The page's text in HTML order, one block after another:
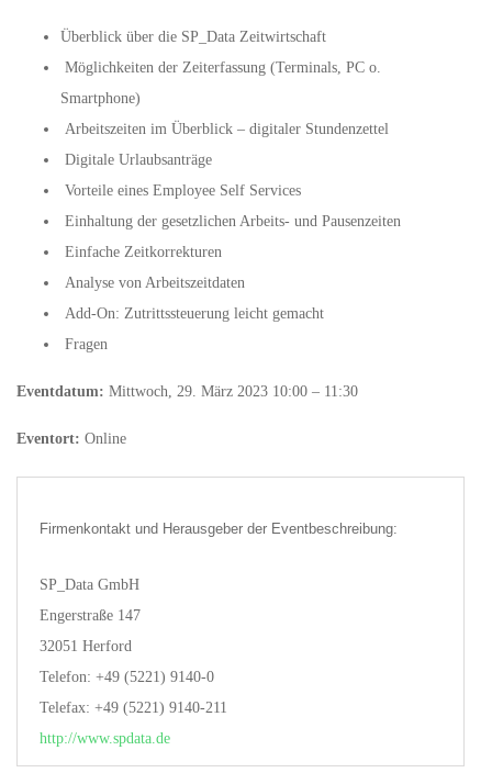
Überblick über die SP_Data Zeitwirtschaft
Möglichkeiten der Zeiterfassung (Terminals, PC o.
Smartphone)
Arbeitszeiten im Überblick – digitaler Stundenzettel
Digitale Urlaubsanträge
Vorteile eines Employee Self Services
Einhaltung der gesetzlichen Arbeits- und Pausenzeiten
Einfache Zeitkorrekturen
Analyse von Arbeitszeitdaten
Add-On: Zutrittssteuerung leicht gemacht
Fragen
Eventdatum: Mittwoch, 29. März 2023 10:00 – 11:30
Eventort: Online
Firmenkontakt und Herausgeber der Eventbeschreibung:
SP_Data GmbH
Engerstraße 147
32051 Herford
Telefon: +49 (5221) 9140-0
Telefax: +49 (5221) 9140-211
http://www.spdata.de